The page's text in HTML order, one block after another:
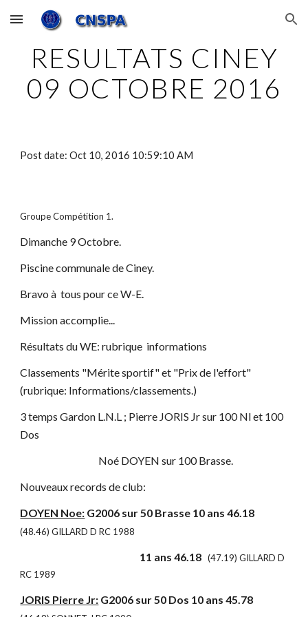
Skip to main content Skip to navigation
RESULTATS CINEY
09 OCTOBRE 2016
Post date: Oct 10, 2016 10:59:10 AM
Groupe Compétition 1.
Dimanche 9 Octobre.
Piscine communale de Ciney.
Bravo à tous pour ce W-E.
Mission accomplie...
Résultats du WE: rubrique informations
Classements "Mérite sportif" et "Prix de l'effort"
(rubrique: Informations/classements.)
3 temps Gardon L.N.L ; Pierre JORIS Jr sur 100 Nl et 100
Dos
Noé DOYEN sur 100 Brasse.
Nouveaux records de club:
DOYEN Noe: G2006 sur 50 Brasse 10 ans 46.18
(48.46) GILLARD D RC 1988
11 ans 46.18(47.19) GILLARD D
RC 1989
JORIS Pierre Jr: G2006 sur 50 Dos 10 ans 45.78